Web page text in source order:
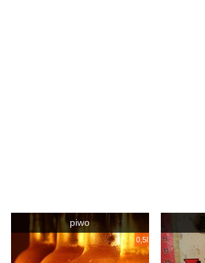
piwo
0,5l